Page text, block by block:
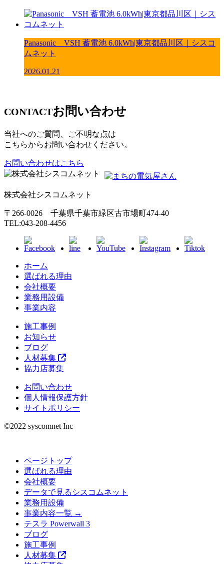
Panasonic VSH 蓄電池 6.0kWh|東京都品川区｜シスコ
ムネット
2026.01.21
CONTACTお問い合わせ
当社へのご質問、ご不明な点は
こちらからお問い合わせください。
お問い合わせはこちら
株式会社シスコムネット
〒266-0026 千葉県千葉市緑区古市場町474-40
TEL:043-208-4456
ホーム
選ばれる理由
会社概要
業務用設備
事業内容
施工事例
お知らせ
ブログ
人材募集
協力店募集
お問い合わせ
個人情報保護方針
サイトポリシー
©︎2022 syscomnet Inc
ページトップ
選ばれる理由
会社概要
データで見るシスコムネット
業務用設備
事業内容一覧 →
テスラ Powerwall 3
ブログ
施工事例
人材募集